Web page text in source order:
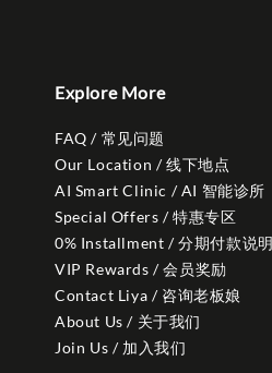
Explore More
FAQ / 常见问题
Our Location / 线下地点
AI Smart Clinic / AI 智能诊所
Special Offers / 特惠专区
0% Installment / 分期付款说明
VIP Rewards / 会员奖励
Contact Liya / 咨询老板娘
About Us / 关于我们
Join Us / 加入我们